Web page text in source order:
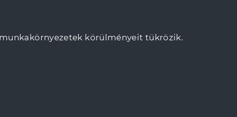
körülményeit tükrözik.